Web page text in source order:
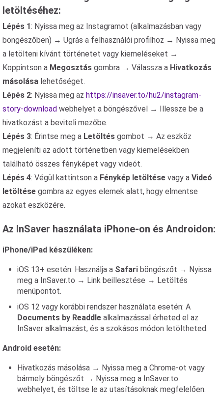
letöltéséhez:
Lépés 1: Nyissa meg az Instagramot (alkalmazásban vagy
böngészőben) → Ugrás a felhasználói profilhoz → Nyissa meg
a letölteni kívánt történetet vagy kiemeléseket →
Koppintson a Megosztás gombra → Válassza a Hivatkozás
másolása lehetőséget.
Lépés 2: Nyissa meg az https://insaver.to/hu2/instagram-
story-download webhelyet a böngészővel → Illessze be a
hivatkozást a beviteli mezőbe.
Lépés 3: Érintse meg a Letöltés gombot → Az eszköz
megjeleníti az adott történetben vagy kiemelésekben
található összes fényképet vagy videót.
Lépés 4: Végül kattintson a Fénykép letöltése vagy a Videó
letöltése gombra az egyes elemek alatt, hogy elmentse
azokat eszközére.
Az InSaver használata iPhone-on és Androidon:
iPhone/iPad készüléken:
iOS 13+ esetén: Használja a Safari böngészőt → Nyissa
meg a InSaver.to → Link beillesztése → Letöltés
menüpontot.
iOS 12 vagy korábbi rendszer használata esetén: A
Documents by Readdle alkalmazással érheted el az
InSaver alkalmazást, és a szokásos módon letöltheted.
Android esetén:
Hivatkozás másolása → Nyissa meg a Chrome-ot vagy
bármely böngészőt → Nyissa meg a InSaver.to
webhelyet, és töltse le az utasításoknak megfelelően.